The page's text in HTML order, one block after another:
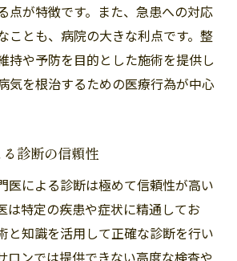
点が特徴です。また、急患への対応
ことも、病院の大きな利点です。整
持や予防を目的とした施術を提供し
気を根治するための医療行為が中心
診断の信頼性
医による診断は極めて信頼性が高い
は特定の疾患や症状に精通してお
と知識を活用して正確な診断を行い
ロンでは提供できない高度な検査や